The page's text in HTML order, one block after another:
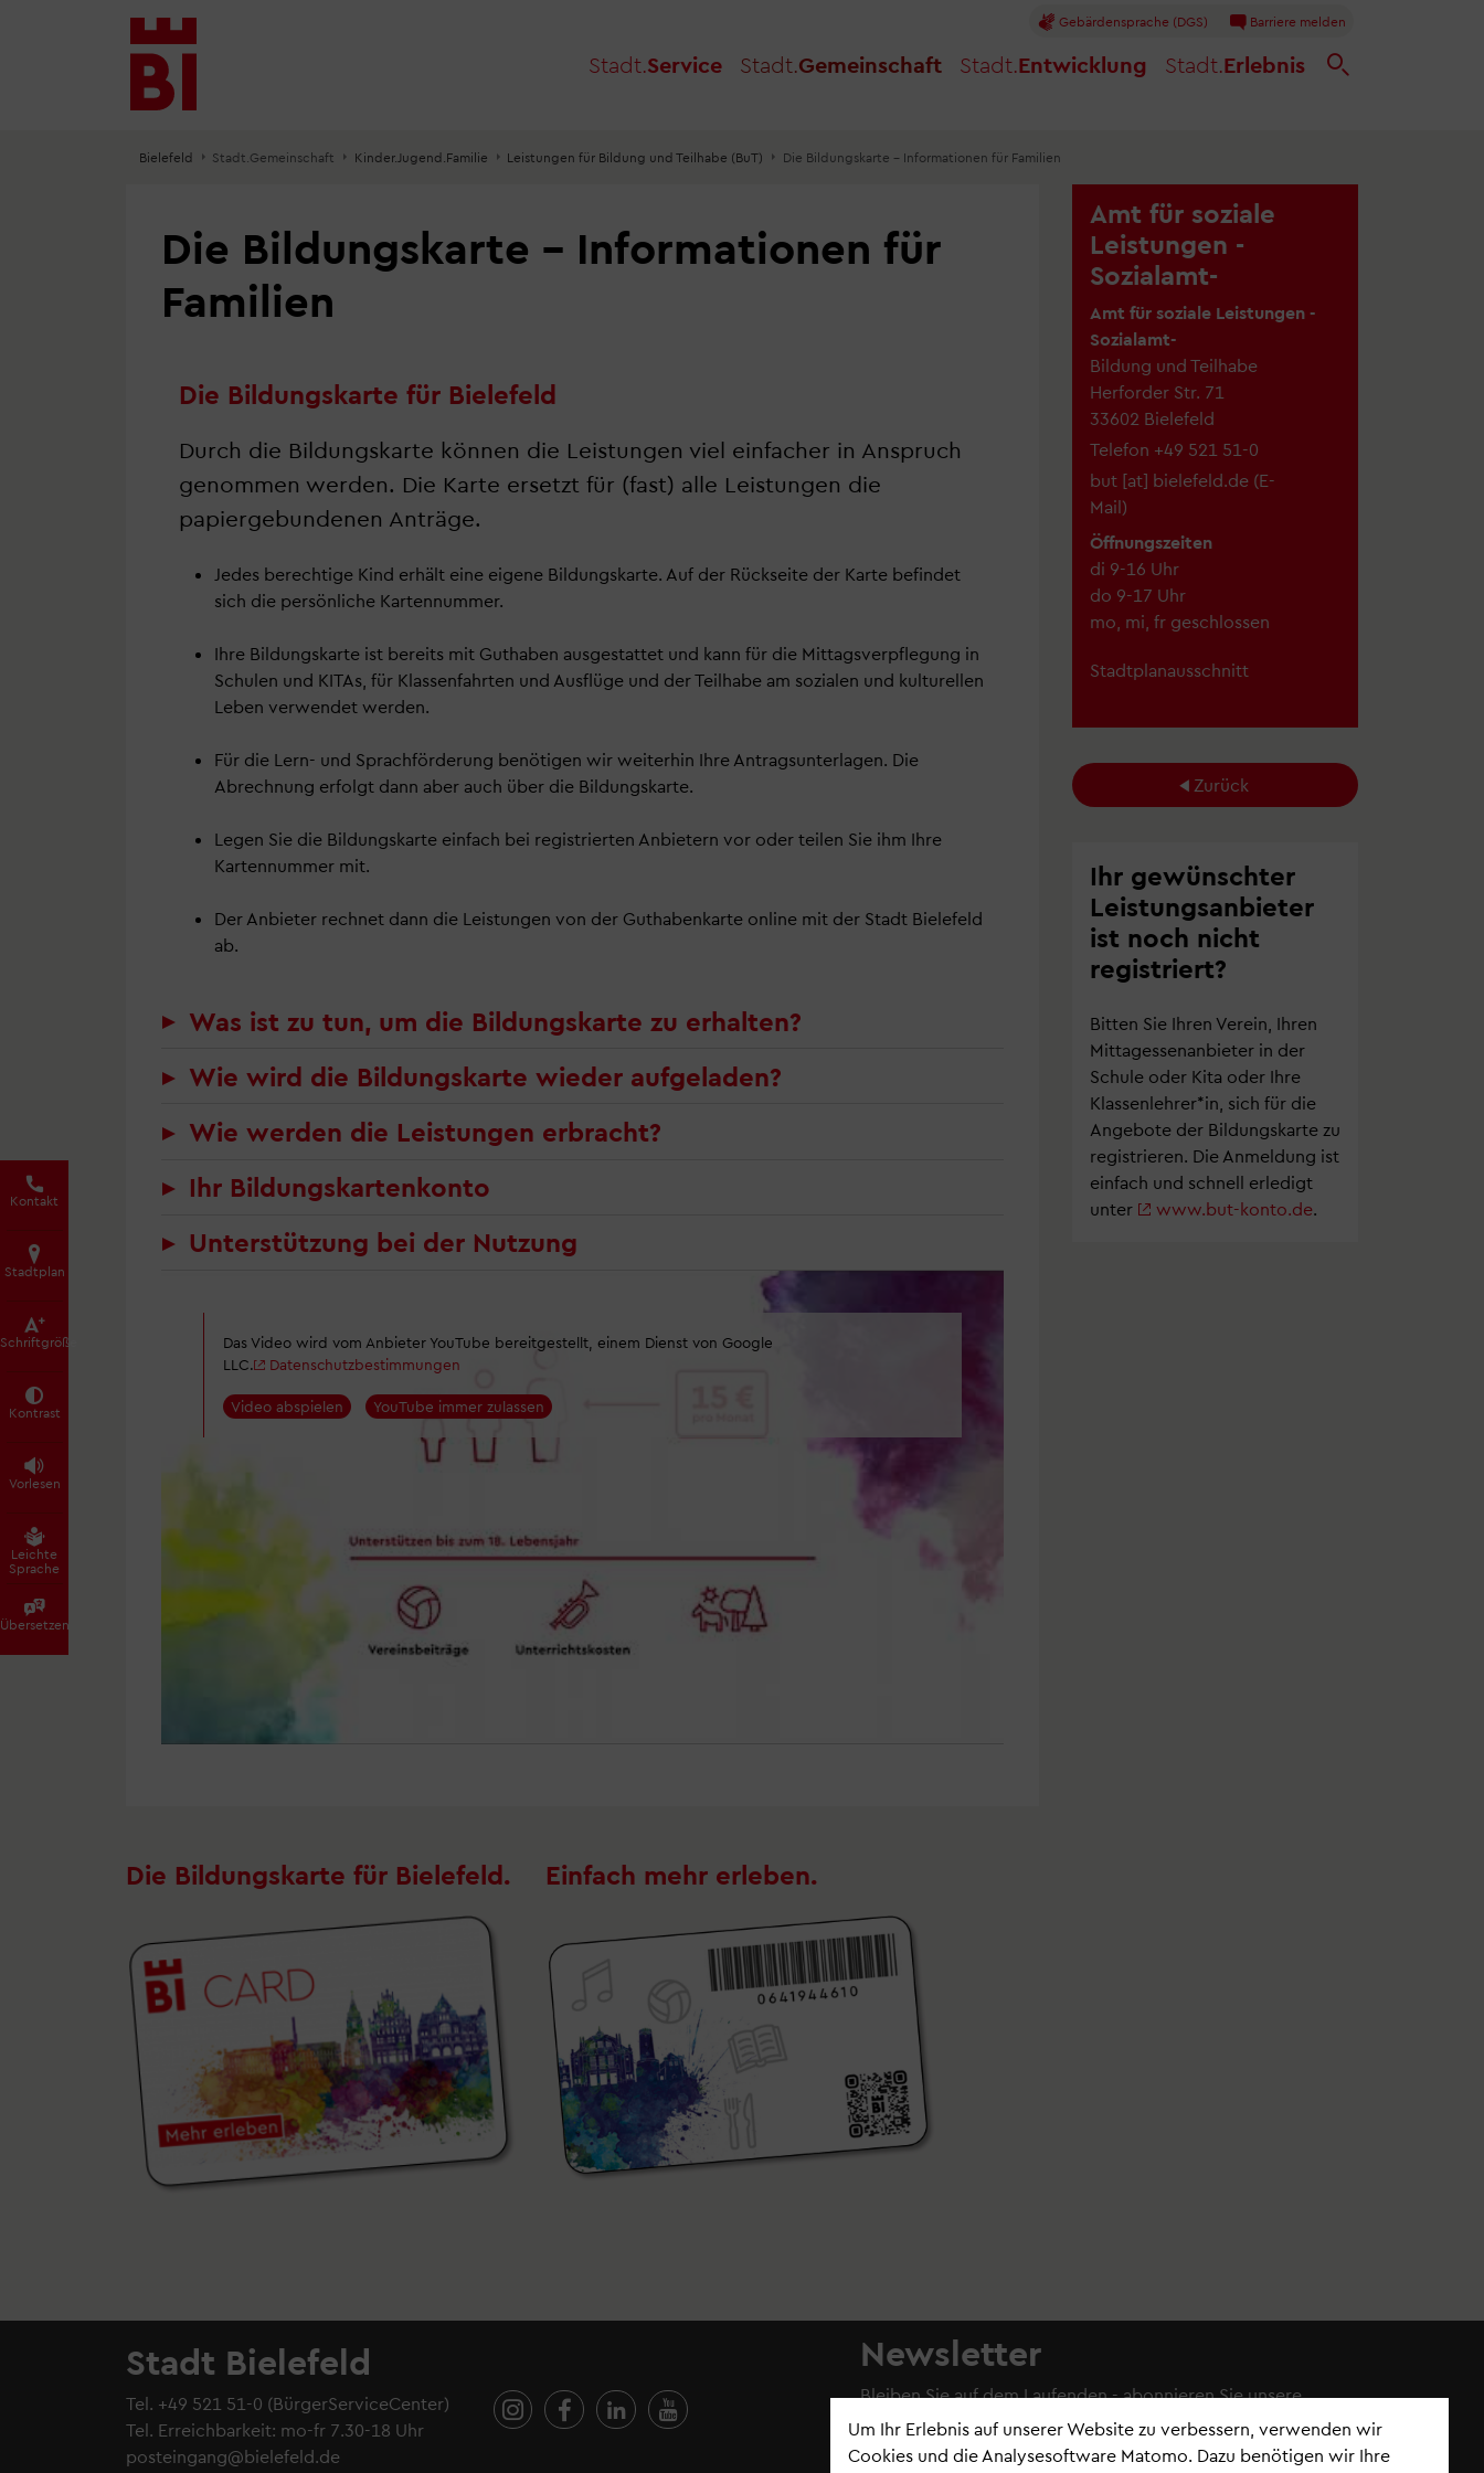
Um Ihr Erlebnis auf unserer Website zu verbessern, verwenden wir
Cookies und die Analysesoftware Matomo. Dazu benötigen wir Ihre
Inhalt
anspringen
Menü
anspringen
Suche
anspringen
Stadt.Service Stadt.Gemeinschaft Stadt.Entwicklung Stadt.Erlebnis
Kontakt
Stadtplan
Schrift­größe
Kontrast
Vorlesen
Leichte
Sprache
Übersetzen
Gebärdensprache (DGS) Barriere melden
Bielefeld Stadt.Gemeinschaft Kinder.Jugend.Familie Leistungen für Bildung und Teilhabe (BuT) Die Bildungskarte – Informationen für Familien
Die Bildungskarte – Informationen für
Familien
Die Bildungskarte für Bielefeld
Durch die Bildungskarte können die Leistungen viel einfacher in Anspruch
genommen werden. Die Karte ersetzt für (fast) alle Leistungen die
papiergebundenen Anträge.
Jedes berechtige Kind erhält eine eigene Bildungskarte. Auf der Rückseite der Karte befindet
sich die persönliche Kartennummer.
Ihre Bildungskarte ist bereits mit Guthaben ausgestattet und kann für die Mittagsverpflegung in
Schulen und KITAs, für Klassenfahrten und Ausflüge und der Teilhabe am sozialen und kulturellen
Leben verwendet werden.
Für die Lern- und Sprachförderung benötigen wir weiterhin Ihre Antragsunterlagen. Die
Abrechnung erfolgt dann aber auch über die Bildungskarte.
Legen Sie die Bildungskarte einfach bei registrierten Anbietern vor oder teilen Sie ihm Ihre
Kartennummer mit.
Der Anbieter rechnet dann die Leistungen von der Guthabenkarte online mit der Stadt Bielefeld
ab.
Was ist zu tun, um die Bildungskarte zu erhalten?
Wie wird die Bildungskarte wieder aufgeladen?
Wie werden die Leistungen erbracht?
Ihr Bildungskartenkonto
Unterstützung bei der Nutzung
Das Video wird vom Anbieter YouTube bereitgestellt, einem Dienst von Google
LLC.
Datenschutzbestimmungen
Video abspielen YouTube immer zulassen
Amt für soziale
Leistungen -
Sozialamt-
Amt für soziale Leistungen -
Sozialamt-
Bildung und Teilhabe
Herforder Str. 71
33602 Bielefeld
Telefon +49 521 51-0
but [at] bielefeld.de (E-
Mail)
Öffnungszeiten
di 9-16 Uhr
do 9-17 Uhr
mo, mi, fr geschlossen
Stadtplanausschnitt
Zurück
Ihr gewünschter
Leistungsanbieter
ist noch nicht
registriert?
Bitten Sie Ihren Verein, Ihren
Mittagessenanbieter in der
Schule oder Kita oder Ihre
Klassenlehrer*in, sich für die
Angebote der Bildungskarte zu
registrieren. Die Anmeldung ist
einfach und schnell erledigt
unter
www.but-konto.de.
Die Bildungskarte für Bielefeld. Einfach mehr erleben.
Stadt Bielefeld
Tel. +49 521 51-0 (BürgerServiceCenter)
Tel. Erreichbarkeit: mo-fr 7.30-18 Uhr
posteingang@bielefeld.de
Newsletter
Bleiben Sie auf dem Laufenden - abonnieren Sieunsere
Newsletter